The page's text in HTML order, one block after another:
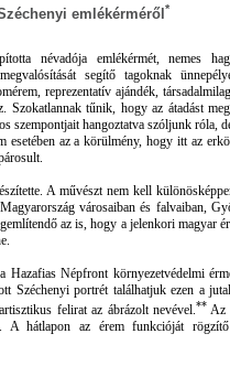
emlékérméről *
névadója emlékérmét, nemes
segítő tagoknak
reprezentatív ajándék,
Szokatlannak tűnik, hogy az átadást
szempontjait hangoztatva szóljunk róla,
esetében az a körülmény, hogy itt az
A művészt nem kell
városaiban és falvaiban,
az is, hogy a jelenkori magyar
Hazafias Népfront környezetvédelmi
Széchenyi portrét találhatjuk ezen a
felirat az ábrázolt nevével.**Az
A hátlapon az érem funkcióját